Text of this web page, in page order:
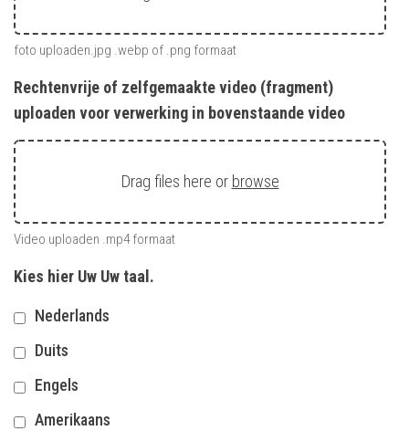
foto uploaden.jpg .webp of .png formaat
Rechtenvrije of zelfgemaakte video (fragment)
uploaden voor verwerking in bovenstaande video
Drag files here or browse
Video uploaden .mp4 formaat
Kies hier Uw Uw taal.
Nederlands
Duits
Engels
Amerikaans